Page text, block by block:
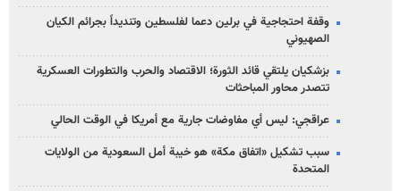
وقفة احتجاجية في برلين دعما لفلسطين وتنديداً بجرائم الكيان
الصهیوني
بزشكيان يلتقي قائد الثورة؛ الاقتصاد والحرب والتطورات العسكرية
تتصدر محاور المباحثات
عراقجي: ليس أي مفاوضات جارية مع أمريكا في الوقت الحالي
سبب تشكيل «اتفاق مكة» هو خيبة أمل السعودية من الولايات
المتحدة